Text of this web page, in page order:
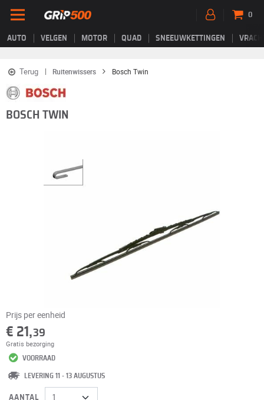
AUTO VELGEN MOTOR QUAD SNEEUWKETTINGEN
0
Terug Ruitenwissers Bosch Twin
BOSCH TWIN
Prijs per eenheid
€ 21,39
Gratis bezorging
VOORRAAD
LEVERING 11 - 13 AUGUSTUS
AANTAL